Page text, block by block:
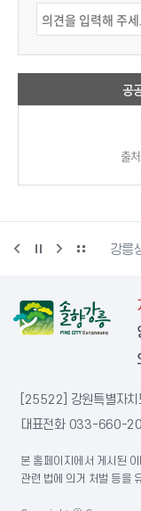
공
출
터 강릉생태관광
[25522] 강원특별자
대표전화 033-660-
본 홈페이지에서 게시된
관련 법에 의거 처벌 등을